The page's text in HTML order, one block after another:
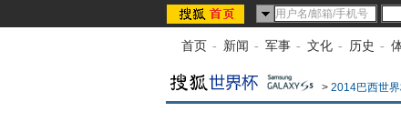
首页 - 新闻 - 军事 - 文化 - 历史 -
> 2014巴西世